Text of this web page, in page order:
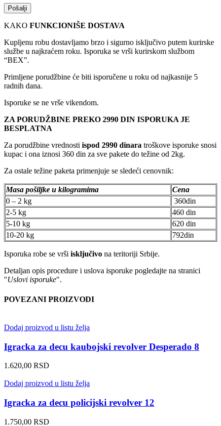
KAKO FUNKCIONIŠE DOSTAVA
Kupljenu robu dostavljamo brzo i sigurno isključivo putem kurirske
službe u najkraćem roku. Isporuka se vrši kurirskom službom
“BEX”.
Primljene porudžbine će biti isporučene u roku od najkasnije 5
radnih dana.
Isporuke se ne vrše vikendom.
ZA PORUDŽBINE PREKO 2990 DIN ISPORUKA JE
BESPLATNA
Za porudžbine vrednosti ispod 2990 dinara troškove isporuke snosi
kupac i ona iznosi 360 din za sve pakete do težine od 2kg.
Za ostale težine paketa primenjuje se sledeći cenovnik:
Masa pošiljke u kilogramima
Cena
0 – 2 kg
360din
2-5 kg
460 din
5-10 kg
620 din
10-20 kg
792din
Isporuka robe se vrši isključivo na teritoriji Srbije.
Detaljan opis procedure i uslova isporuke pogledajte na stranici
"Uslovi isporuke".
POVEZANI PROIZVODI
Dodaj proizvod u listu želja
Igracka za decu kaubojski revolver Desperado 8
1.620,00 RSD
Dodaj proizvod u listu želja
Igracka za decu policijski revolver 12
1.750,00 RSD